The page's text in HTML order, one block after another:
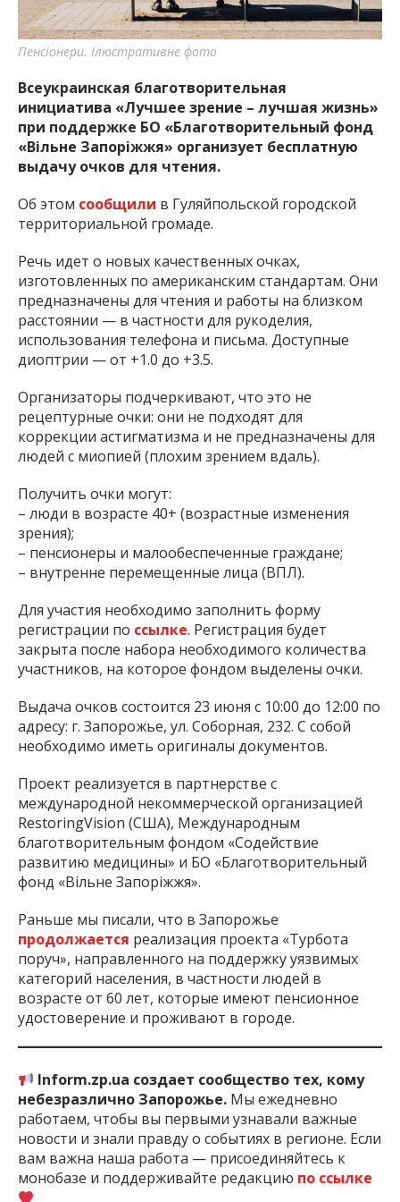
важную информацию о событиях
города Запорожья и области.
Пенсіонери. Ілюстративне фото
Всеукраинская благотворительная
инициатива «Лучшее зрение – лучшая жизнь»
при поддержке БО «Благотворительный фонд
«Вільне Запоріжжя» организует бесплатную
выдачу очков для чтения.
Об этом сообщили в Гуляйпольской городской
территориальной громаде.
Речь идет о новых качественных очках,
изготовленных по американским стандартам. Они
предназначены для чтения и работы на близком
расстоянии — в частности для рукоделия,
использования телефона и письма. Доступные
диоптрии — от +1.0 до +3.5.
Организаторы подчеркивают, что это не
рецептурные очки: они не подходят для
коррекции астигматизма и не предназначены для
людей с миопией (плохим зрением вдаль).
Получить очки могут:
– люди в возрасте 40+ (возрастные изменения
зрения);
– пенсионеры и малообеспеченные граждане;
– внутренне перемещенные лица (ВПЛ).
Для участия необходимо заполнить форму
регистрации по ссылке. Регистрация будет
закрыта после набора необходимого количества
участников, на которое фондом выделены очки.
Выдача очков состоится 23 июня с 10:00 до 12:00 по
адресу: г. Запорожье, ул. Соборная, 232. С собой
необходимо иметь оригиналы документов.
Проект реализуется в партнерстве с
международной некоммерческой организацией
RestoringVision (США), Международным
благотворительным фондом «Содействие
развитию медицины» и БО «Благотворительный
фонд «Вільне Запоріжжя».
Раньше мы писали, что в Запорожье
продолжается реализация проекта «Турбота
поруч», направленного на поддержку уязвимых
категорий населения, в частности людей в
возрасте от 60 лет, которые имеют пенсионное
удостоверение и проживают в городе.
Inform.zp.ua создает сообщество тех, кому
небезразлично Запорожье. Мы ежедневно
работаем, чтобы вы первыми узнавали важные
новости и знали правду о событиях в регионе. Если
вам важна наша работа — присоединяйтесь к
монобазе и поддерживайте редакцию по ссылке